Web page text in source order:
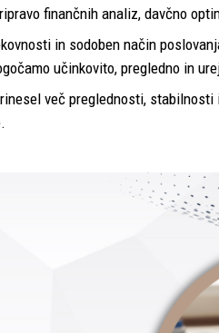
finančnih analiz, davčno
in sodoben način
učinkovito, pregledno in
več preglednosti,